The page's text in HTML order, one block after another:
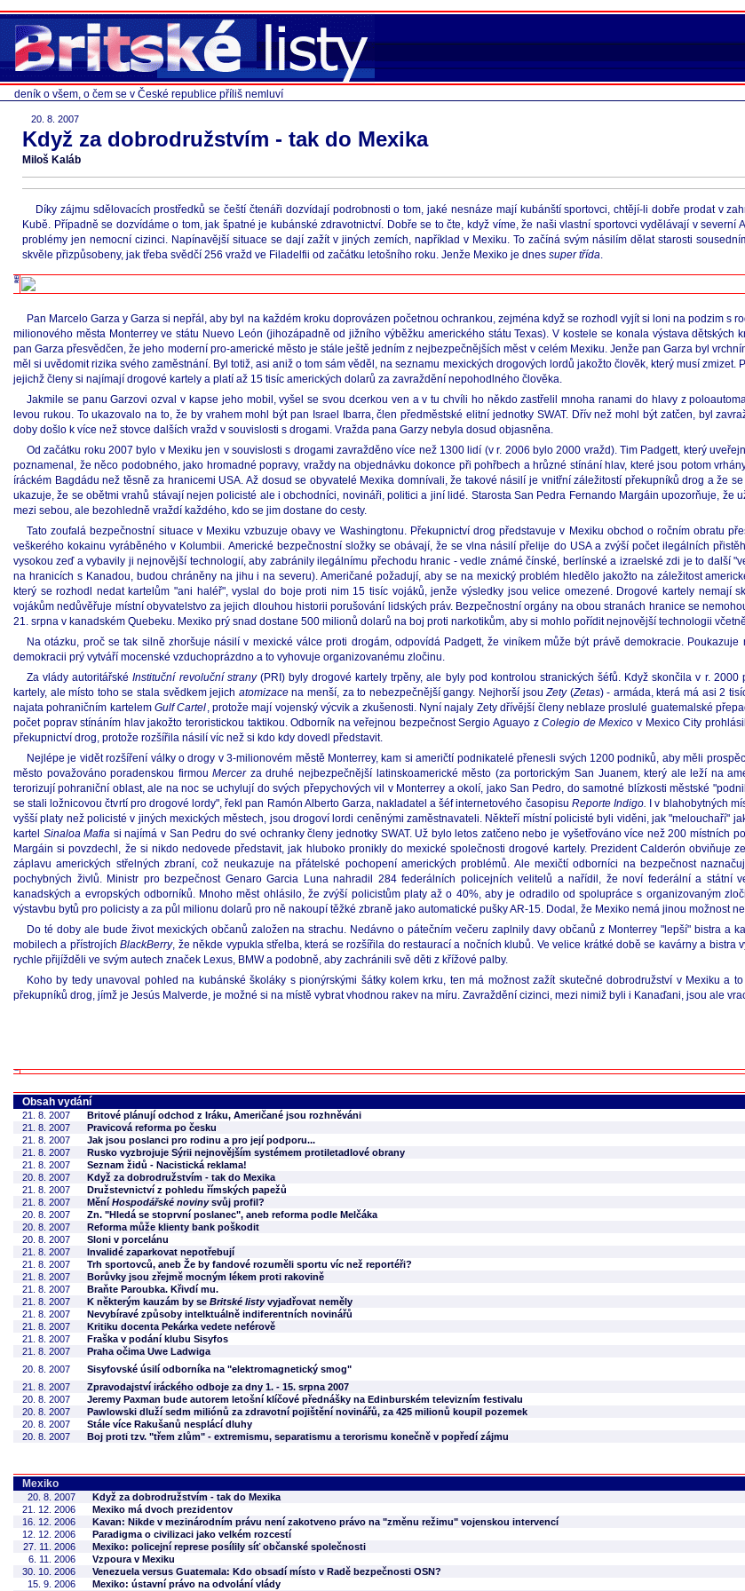
deník o všem, o čem se v České republice příliš nemluví
20. 8. 2007
Když za dobrodružstvím - tak do Mexika
Miloš Kaláb
Díky zájmu sdělovacích prostředků se čeští čtenáři dozvídají podrobnosti o tom, jaké nesnáze mají kubánští sportovci, chtějí-li dobře prodat v
Kubě. Případně se dozvídáme o tom, jak špatné je kubánské zdravotnictví. Dobře se to čte, když víme, že naši vlastní sportovci vydělávají v
problémy jen nemocní cizinci. Napínavější situace se dají zažít v jiných zemích, například v Mexiku. To začíná svým násilím dělat starosti
skvěle přizpůsobeny, jak třeba svědčí 256 vražd ve Filadelfii od začátku letošního roku. Jenže Mexiko je dnes super třída.
Pan Marcelo Garza y Garza si nepřál, aby byl na každém kroku doprovázen početnou ochrankou, zejména když se rozhodl vyjít si loni na podzim s
milionového města Monterrey ve státu Nuevo León (jihozápadně od jižního výběžku amerického státu Texas). V kostele se konala výstava dětských
pan Garza přesvědčen, že jeho moderní pro-americké město je stále ještě jedním z nejbezpečnějších měst v celém Mexiku. Jenže pan Garza byl
měl si uvědomit rizika svého zaměstnání. Byl totiž, asi aniž o tom sám věděl, na seznamu mexických drogových lordů jakožto člověk, který musí
jejichž členy si najímají drogové kartely a platí až 15 tisíc amerických dolarů za zavraždění nepohodlného člověka.
Jakmile se panu Garzovi ozval v kapse jeho mobil, vyšel se svou dcerkou ven a v tu chvíli ho někdo zastřelil mnoha ranami do hlavy z
levou rukou. To ukazovalo na to, že by vrahem mohl být pan Israel Ibarra, člen předměstské elitní jednotky SWAT. Dřív než mohl být zatčen, byl
doby došlo k více než stovce dalších vražd v souvislosti s drogami. Vražda pana Garzy nebyla dosud objasněna.
Od začátku roku 2007 bylo v Mexiku jen v souvislosti s drogami zavražděno více než 1300 lidí (v r. 2006 bylo 2000 vražd). Tim Padgett, který
poznamenal, že něco podobného, jako hromadné popravy, vraždy na objednávku dokonce při pohřbech a hrůzné stínání hlav, které jsou potom
íráckém Bagdádu než těsně za hranicemi USA. Až dosud se obyvatelé Mexika domnívali, že takové násilí je vnitřní záležitostí překupníků drog a že
ukazuje, že se obětmi vrahů stávají nejen policisté ale i obchodníci, novináři, politici a jiní lidé. Starosta San Pedra Fernando Margáin upozorňuje, že
mezi sebou, ale bezohledně vraždí každého, kdo se jim dostane do cesty.
Tato zoufalá bezpečnostní situace v Mexiku vzbuzuje obavy ve Washingtonu. Překupnictví drog představuje v Mexiku obchod o ročním obratu
veškerého kokainu vyráběného v Kolumbii. Americké bezpečnostní složky se obávají, že se vlna násilí přelije do USA a zvýší počet ilegálních
vysokou zeď a vybavily ji nejnovější technologií, aby zabránily ilegálnímu přechodu hranic - vedle známé čínské, berlínské a izraelské zdi je to další
na hranicích s Kanadou, budou chráněny na jihu i na severu). Američané požadují, aby se na mexický problém hledělo jakožto na záležitost
který se rozhodl nedat kartelům "ani haléř", vyslal do boje proti nim 15 tisíc vojáků, jenže výsledky jsou velice omezené. Drogové kartely nemají
vojákům nedůvěřuje místní obyvatelstvo za jejich dlouhou historii porušování lidských práv. Bezpečnostní orgány na obou stranách hranice se
21. srpna v kanadském Quebeku. Mexiko prý snad dostane 500 milionů dolarů na boj proti narkotikům, aby si mohlo pořídit nejnovější technologii
Na otázku, proč se tak silně zhoršuje násilí v mexické válce proti drogám, odpovídá Padgett, že viníkem může být právě demokracie.
demokracii prý vytváří mocenské vzduchoprázdno a to vyhovuje organizovanému zločinu.
Za vlády autoritářskéInstituční revoluční strany(PRI) byly drogové kartely trpěny, ale byly pod kontrolou stranických šéfů. Když skončila v r.
kartely, ale místo toho se stala svědkem jejich atomizacena menší, za to nebezpečnější gangy. Nejhorší jsouZety(Zetas) - armáda, která má asi 2
najata pohraničním kartelemGulf Cartel, protože mají vojenský výcvik a zkušenosti. Nyní najaly Zety dřívější členy neblaze proslulé guatemalské
počet poprav stínáním hlav jakožto teroristickou taktikou. Odborník na veřejnou bezpečnost Sergio Aguayo zColegio de Mexico v Mexico City
překupnictví drog, protože rozšířila násilí víc než si kdo kdy dovedl představit.
Nejlépe je vidět rozšíření války o drogy v 3-milionovém městě Monterrey, kam si američtí podnikatelé přenesli svých 1200 podniků, aby měli
město považováno poradenskou firmouMercerza druhé nejbezpečnější latinskoamerické město (za portorickým San Juanem, který ale leží na
terorizují pohraniční oblast, ale na noc se uchylují do svých přepychových vil v Monterrey a okolí, jako San Pedro, do samotné blízkosti městské
se stali ložnicovou čtvrtí pro drogové lordy", řekl pan Ramón Alberto Garza, nakladatel a šéf internetového časopisu Reporte Indigo. I v blahobytných
vyšší platy než policisté v jiných mexických městech, jsou drogoví lordi ceněnými zaměstnavateli. Někteří místní policisté byli viděni, jak "melouchaří"
kartel Sinaloa Mafia si najímá v San Pedru do své ochranky členy jednotky SWAT. Už bylo letos zatčeno nebo je vyšetřováno více než 200 místních
Margáin si povzdechl, že si nikdo nedovede představit, jak hluboko pronikly do mexické společnosti drogové kartely. Prezident Calderón obviňuje
záplavu amerických střelných zbraní, což neukazuje na přátelské pochopení amerických problémů. Ale mexičtí odborníci na bezpečnost
pochybných živlů. Ministr pro bezpečnost Genaro Garcia Luna nahradil 284 federálních policejních velitelů a nařídil, že noví federální a státní
kanadských a evropských odborníků. Mnoho měst ohlásilo, že zvýší policistům platy až o 40%, aby je odradilo od spolupráce s organizovaným
výstavbu bytů pro policisty a za půl milionu dolarů pro ně nakoupí těžké zbraně jako automatické pušky AR-15. Dodal, že Mexiko nemá jinou možnost
Do té doby ale bude život mexických občanů založen na strachu. Nedávno o pátečním večeru zaplnily davy občanů z Monterrey "lepší" bistra a
mobilech a přístrojíchBlackBerry, že někde vypukla střelba, která se rozšířila do restaurací a nočních klubů. Ve velice krátké době se kavárny a bistra
rychle přijížděli ve svým autech značek Lexus, BMW a podobně, aby zachránili svě děti z křížové palby.
Koho by tedy unavoval pohled na kubánské školáky s pionýrskými šátky kolem krku, ten má možnost zažít skutečné dobrodružství v Mexiku a
překupníků drog, jímž je Jesús Malverde, je možné si na místě vybrat vhodnou rakev na míru. Zavraždění cizinci, mezi nimiž byli i Kanaďani, jsou ale
Obsah vydání
21. 8. 2007
Britové plánují odchod z Iráku, Američané jsou rozhněváni
21. 8. 2007
Pravicová reforma po česku
21. 8. 2007
Jak jsou poslanci pro rodinu a pro její podporu...
21. 8. 2007
Rusko vyzbrojuje Sýrii nejnovějším systémem protiletadlové obrany
21. 8. 2007
Seznam židů - Nacistická reklama!
20. 8. 2007
Když za dobrodružstvím - tak do Mexika
21. 8. 2007
Družstevnictví z pohledu římských papežů
21. 8. 2007
Mění Hospodářské novinysvůj profil?
20. 8. 2007
Zn. "Hledá se stoprvní poslanec", aneb reforma podle Melčáka
20. 8. 2007
Reforma může klienty bank poškodit
20. 8. 2007
Sloni v porcelánu
21. 8. 2007
Invalidé zaparkovat nepotřebují
21. 8. 2007
Trh sportovců, aneb Že by fandové rozuměli sportu víc než reportéři?
21. 8. 2007
Borůvky jsou zřejmě mocným lékem proti rakovině
21. 8. 2007
Braňte Paroubka. Křivdí mu.
21. 8. 2007
K některým kauzám by se Britské listyvyjadřovat neměly
21. 8. 2007
Nevybíravé způsoby intelktuálně indiferentních novinářů
21. 8. 2007
Kritiku docenta Pekárka vedete neférově
21. 8. 2007
Fraška v podání klubu Sisyfos
21. 8. 2007
Praha očima Uwe Ladwiga
20. 8. 2007
Sisyfovské úsilí odborníka na "elektromagnetický smog"
21. 8. 2007
Zpravodajství iráckého odboje za dny 1. - 15. srpna 2007
20. 8. 2007
Jeremy Paxman bude autorem letošní klíčové přednášky na Edinburském televizním festivalu
20. 8. 2007
Pawlowski dluží sedm miliónů za zdravotní pojištění novinářů, za 425 milionů koupil pozemek
20. 8. 2007
Stále více Rakušanů nesplácí dluhy
20. 8. 2007
Boj proti tzv. "třem zlům" - extremismu, separatismu a terorismu konečně v popředí zájmu
Mexiko
20. 8. 2007 Když za dobrodružstvím - tak do Mexika
21. 12. 2006
Mexiko má dvoch prezidentov
16. 12. 2006
Kavan: Nikde v mezinárodním právu není zakotveno právo na "změnu režimu" vojenskou intervencí
12. 12. 2006
Paradigma o civilizaci jako velkém rozcestí
27. 11. 2006
Mexiko: policejní represe posílily síť občanské společnosti
6. 11. 2006
Vzpoura v Mexiku
30. 10. 2006
Venezuela versus Guatemala: Kdo obsadí místo v Radě bezpečnosti OSN?
15. 9. 2006
Mexiko: ústavní právo na odvolání vlády